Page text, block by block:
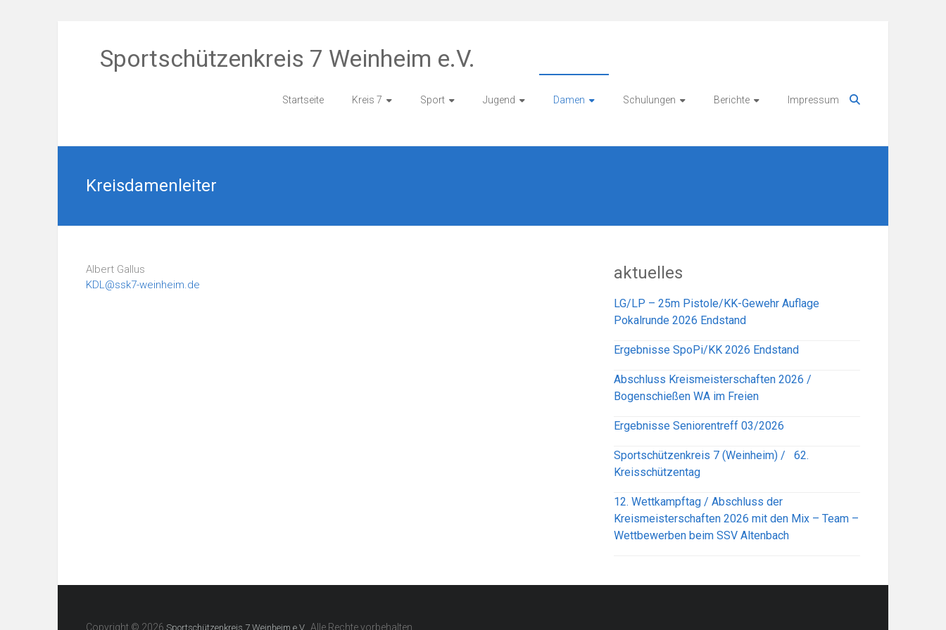
Sportschützenkreis 7 Weinheim e.V.
Startseite Kreis 7 Sport Jugend Damen Schulungen Berichte Impressum
Kreisdamenleiter
Albert Gallus
KDL@ssk7-weinheim.de
aktuelles
LG/LP – 25m Pistole/KK-Gewehr Auflage
Pokalrunde 2026 Endstand
Ergebnisse SpoPi/KK 2026 Endstand
Abschluss Kreismeisterschaften 2026 /
Bogenschießen WA im Freien
Ergebnisse Seniorentreff 03/2026
Sportschützenkreis 7 (Weinheim) / 62.
Kreisschützentag
12. Wettkampftag / Abschluss der
Kreismeisterschaften 2026 mit den Mix – Team –
Wettbewerben beim SSV Altenbach
Copyright © 2026 Sportschützenkreis 7 Weinheim e.V. . Alle Rechte vorbehalten.